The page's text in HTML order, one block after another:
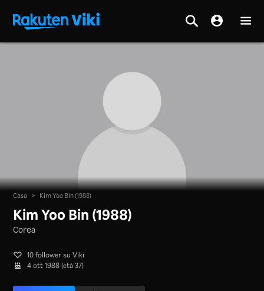
Casa > Kim Yoo Bin (1988)
Kim Yoo Bin (1988)
Corea
10 follower su Viki
4 ott 1988 (età 37)